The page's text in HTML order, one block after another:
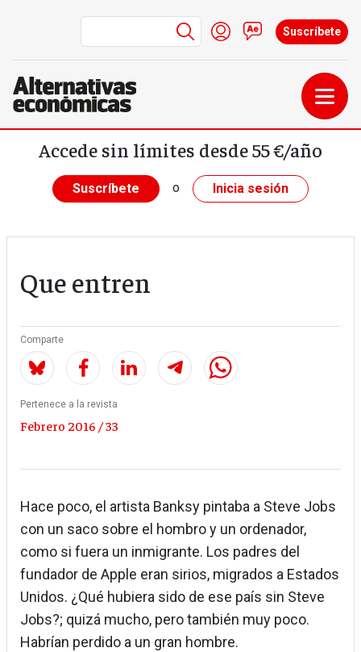
Pasar al contenido principal
Menú de cuenta de
Iniciar sesión
Contacto
Suscríbete
Accede sin límites desde 55 €/año
Suscríbete o Inicia sesión
Que entren
Comparte
Pertenece a la revista
Febrero 2016 / 33
Hace poco, el artista Banksy pintaba a Steve Jobs
con un saco sobre el hombro y un ordenador,
como si fuera un inmigrante. Los padres del
fundador de Apple eran sirios, migrados a Estados
Unidos. ¿Qué hubiera sido de ese país sin Steve
Jobs?; quizá mucho, pero también muy poco.
Habrían perdido a un gran hombre.